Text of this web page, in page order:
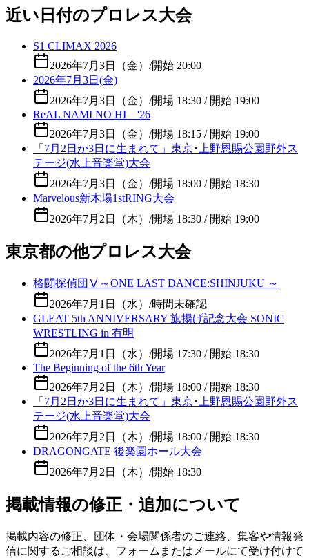
近い日付のプロレス大会
S1 CLIMAX 2026
2026年7月3日（金） /開始 20:00
2026年7月3日(金)
2026年7月3日（金） /開場 18:30 / 開始 19:00
ReAL NAMI NO HI '26
2026年7月3日（金） /開場 18:15 / 開始 19:00
「7月2日か3日に生まれて」東京･上野恩賜公園野外ス
テージ(水上音楽堂)大会
2026年7月3日（金） /開場 18:00 / 開始 18:30
Marvelous新木場1stRING大会
2026年7月2日（木） /開場 18:30 / 開始 19:00
東京都の他プロレス大会
格闘探偵団Ⅴ～ONE LAST DANCE:SHINJUKU ～
2026年7月1日（水） /時間未確認
GLEAT 5th ANNIVERSARY 旗揚げ記念大会 SONIC
WRESTLING in 有明
2026年7月1日（水） /開場 17:30 / 開始 18:30
The Beginning of the 6th Year
2026年7月2日（木） /開場 18:00 / 開始 18:30
「7月2日か3日に生まれて」東京･上野恩賜公園野外ス
テージ(水上音楽堂)大会
2026年7月2日（木） /開場 18:00 / 開始 18:30
DRAGONGATE 後楽園ホール大会
2026年7月2日（木） /開始 18:30
掲載情報の修正・追加について
掲載内容の修正、団体・会場関係者のご連絡、集客や情報発
信に関するご相談は、フォームまたはメールにて受け付けて